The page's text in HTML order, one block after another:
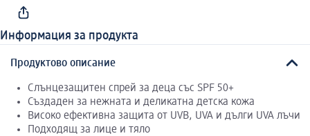
Информация за продукта
Продуктово описание
Слънцезащитен спрей за деца със SPF 50+
Създаден за нежната и деликатна детска кожа
Високо ефективна защита от UVB, UVA и дълги UVA лъчи
Подходящ за лице и тяло